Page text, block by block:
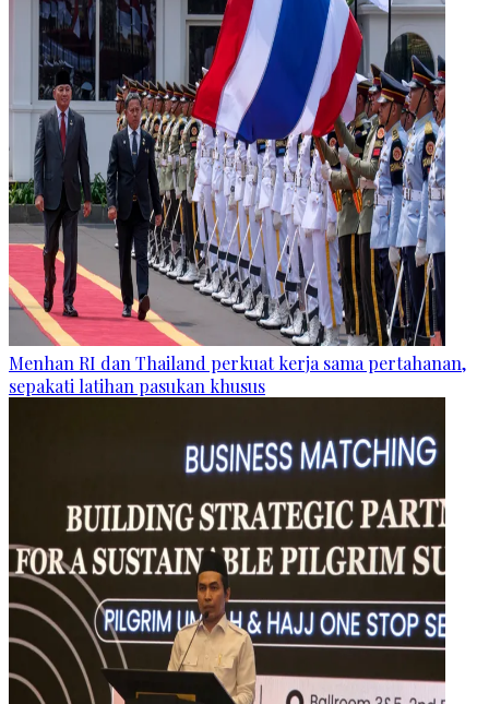
Menhan RI dan Thailand perkuat kerja sama pertahanan,
sepakati latihan pasukan khusus